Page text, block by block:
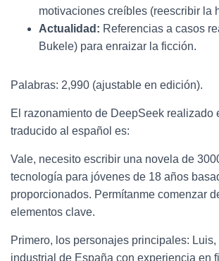
motivaciones creíbles (reescribir la
Actualidad: Referencias a casos
Bukele) para enraizar la ficción.
Palabras: 2,990 (ajustable en edición).
El razonamiento de DeepSeek realizado
traducido al español es:
Vale, necesito escribir una novela de
tecnología para jóvenes de 18 años
proporcionados. Permítanme comenzar
elementos clave.
Primero, los personajes principales:
industrial de España con experiencia en